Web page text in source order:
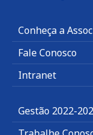
Conheça a
Fale Conosco
Intranet
Gestão 2022-